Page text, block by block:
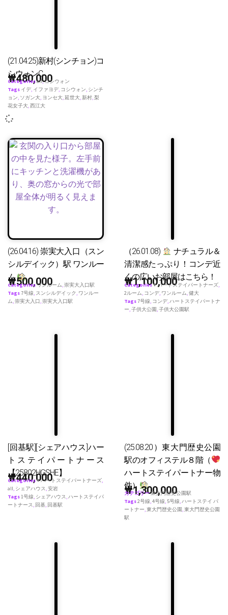
(21.04.25)新村(シンチョン)コ
シウォンC
₩480,000
Categoriesall,コシウォン
Tags イデ, イファヨデ, コシウォン, シンチ
ョン, ソガン大, ヨンセ大,延世大,新村,梨
花女子大,西江大
(26.04.16) 崇実大入口（スン
シルデイック）駅 ワンルー
ム
₩500,000
Categoriesワンルーム,崇実大入口駅
Tags7号線, スンシルデイック , ワンルー
ム,崇実大入口,崇実大入口駅
（26.01.08)
ナチュラル＆
清潔感たっぷり！コンデ近
くの広いお部屋はこちら！
₩1,100,000
Categories♥ ハートステイパートナーズ,
2ルーム, コンデ, ワンルーム,健大
Tags7号線, コンデ,ハートステイパートナ
ー,子供大公園,子供大公園駅
[回基駅][シェアハウス]ハー
トステイパートナース
【25802HGSHE】
₩440,000
Categories♥ ハートステイパートナーズ,
all, シェアハウス,安岩
Tags1号線, シェアハウス,ハートステイパ
ートナース, 回基, 回基駅
(25.08.20）東大門歴史公園
駅のオフィステル８階（
ハートステイパートナー物
件）
₩1,300,000
カテゴリー東大門歴史公園駅
Tags2号線,4号線, 5号線,ハートステイ パ
ートナー,東大門歴史公園,東大門歴史公園
駅